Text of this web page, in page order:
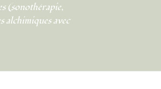
(sonothérapie,
alchimiques avec